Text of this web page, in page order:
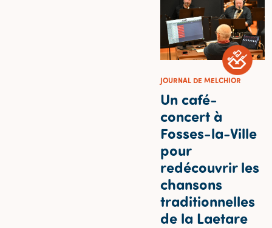
JOURNAL DE MELCHIOR
Un café-
concert à
Fosses-la-Ville
pour
redécouvrir les
chansons
traditionnelles
de la Laetare